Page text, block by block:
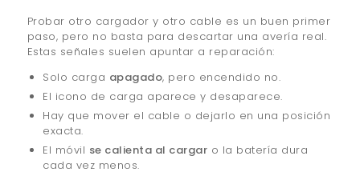
Probar otro cargador y otro cable es un buen primer
paso, pero no basta para descartar una avería real.
Estas señales suelen apuntar a reparación:
Solo carga apagado, pero encendido no.
El icono de carga aparece y desaparece.
Hay que mover el cable o dejarlo en una posición
exacta.
El móvil se calienta al cargar o la batería dura
cada vez menos.